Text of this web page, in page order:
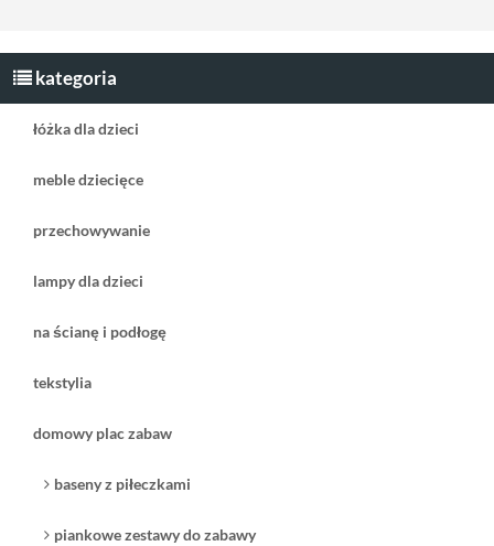
kategoria
łóżka dla dzieci
meble dziecięce
przechowywanie
lampy dla dzieci
na ścianę i podłogę
tekstylia
domowy plac zabaw
baseny z piłeczkami
piankowe zestawy do zabawy